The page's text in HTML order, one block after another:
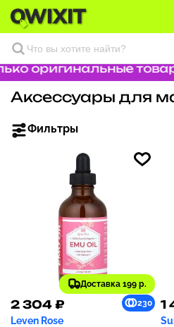
оригинальные товары
Аксессуары для
Фильтры
Доставка 199 р.
2 304 ₽ 230
Leven Rose
1